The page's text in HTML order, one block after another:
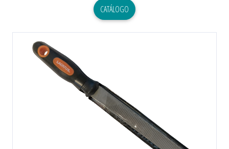
CATÁLOGO